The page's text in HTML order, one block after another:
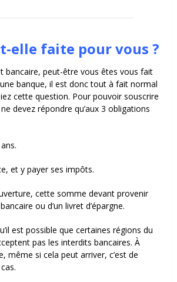
elle faite pour vous ?
bancaire, peut-être vous êtes vous fait
banque, il est donc tout à fait normal
cette question. Pour pouvoir souscrire
devez répondre qu’aux 3 obligations
et y payer ses impôts.
cette somme devant provenir
ou d’un livret d’épargne.
est possible que certaines régions du
pas les interdits bancaires. À
même si cela peut arriver, c’est de